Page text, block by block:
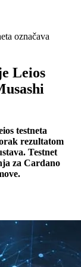
označava
Leios
testneta
rezultatom
Testnet
za Cardano